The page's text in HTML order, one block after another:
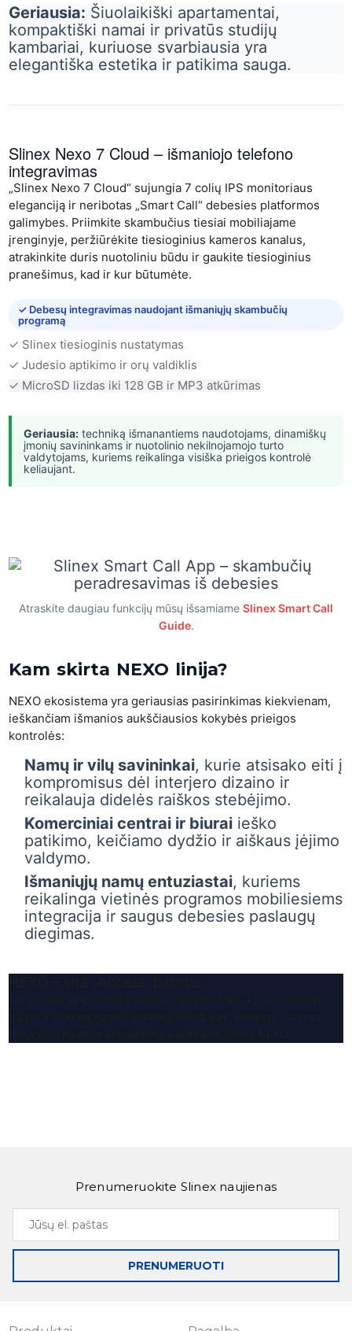
Geriausia: Šiuolaikiški apartamentai,
kompaktiški namai ir privatūs studijų
kambariai, kuriuose svarbiausia yra
elegantiška estetika ir patikima sauga.
Slinex Nexo 7 Cloud – išmaniojo telefono
integravimas
„Slinex Nexo 7 Cloud“ sujungia 7 colių IPS monitoriaus
eleganciją ir neribotas „Smart Call“ debesies platformos
galimybes. Priimkite skambučius tiesiai mobiliajame
įrenginyje, peržiūrėkite tiesioginius kameros kanalus,
atrakinkite duris nuotoliniu būdu ir gaukite tiesioginius
pranešimus, kad ir kur būtumėte.
✓ Debesų integravimas naudojant išmaniųjų skambučių
programą
✓ Slinex tiesioginis nustatymas
✓ Judesio aptikimo ir orų valdiklis
✓ MicroSD lizdas iki 128 GB ir MP3 atkūrimas
Geriausia: techniką išmanantiems naudotojams, dinamiškų
įmonių savininkams ir nuotolinio nekilnojamojo turto
valdytojams, kuriems reikalinga visiška prieigos kontrolė
keliaujant.
Atraskite daugiau funkcijų mūsų išsamiame Slinex Smart Call
Guide.
Kam skirta NEXO linija?
NEXO ekosistema yra geriausias pasirinkimas kiekvienam,
ieškančiam išmanios aukščiausios kokybės prieigos
kontrolės:
Namų ir vilų savininkai, kurie atsisako eiti į
kompromisus dėl interjero dizaino ir
reikalauja didelės raiškos stebėjimo.
Komerciniai centrai ir biurai ieško
patikimo, keičiamo dydžio ir aiškaus įėjimo
valdymo.
Išmaniųjų namų entuziastai, kuriems
reikalinga vietinės programos mobiliesiems
integracija ir saugus debesies paslaugų
diegimas.
Prenumeruokite Slinex naujienas
Jūsų
el.
paštas
PRENUMERUOTI